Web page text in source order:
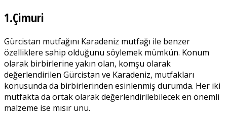
1.Çimuri
Gürcistan mutfağını Karadeniz mutfağı ile benzer
özelliklere sahip olduğunu söylemek mümkün. Konum
olarak birbirlerine yakın olan, komşu olarak
değerlendirilen Gürcistan ve Karadeniz, mutfakları
konusunda da birbirlerinden esinlenmiş durumda. Her iki
mutfakta da ortak olarak değerlendirilebilecek en önemli
malzeme ise mısır unu.